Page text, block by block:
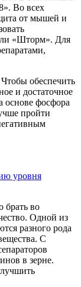
Во всех
от мышей и
«Шторм». Для
обеспечить
и достаточное
основе фосфора
пройти
уровня
брать во
Одной из
разного рода
С
в зерне.